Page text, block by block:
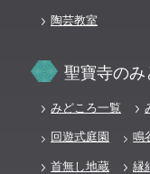
陶芸教室
聖寶寺のみ
みどころ一覧
回遊式庭園
鳴
首無し地蔵
縁